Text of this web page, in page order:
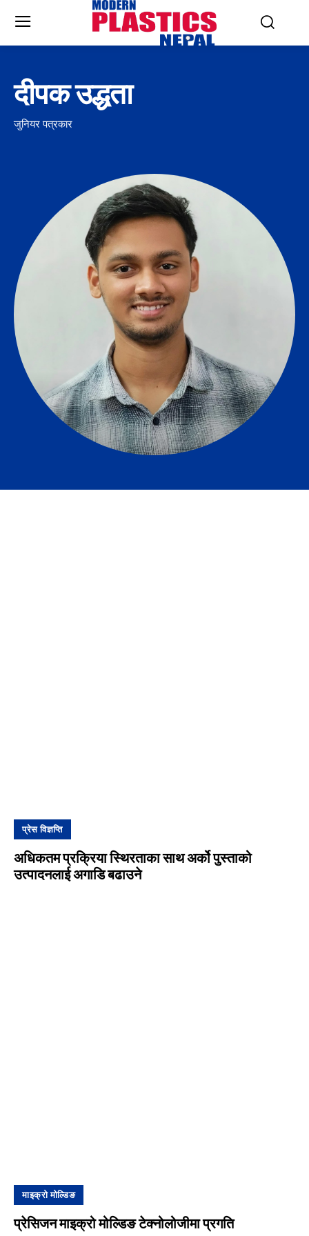
दीपक उद्धता
जुनियर पत्रकार
प्रेस विज्ञप्ति
अधिकतम प्रक्रिया स्थिरताका साथ अर्को पुस्ताको
उत्पादनलाई अगाडि बढाउने
माइक्रो मोल्डिङ
प्रेसिजन माइक्रो मोल्डिङ टेक्नोलोजीमा प्रगति